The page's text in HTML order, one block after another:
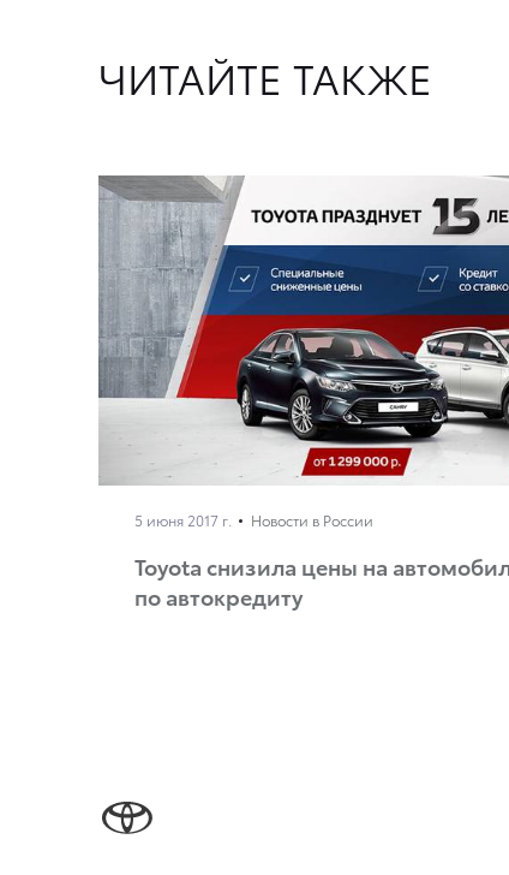
ЧИТАЙТЕ ТАКЖЕ
5 июня 2017 г. Новости в России
Toyota снизила цены на
по автокредиту